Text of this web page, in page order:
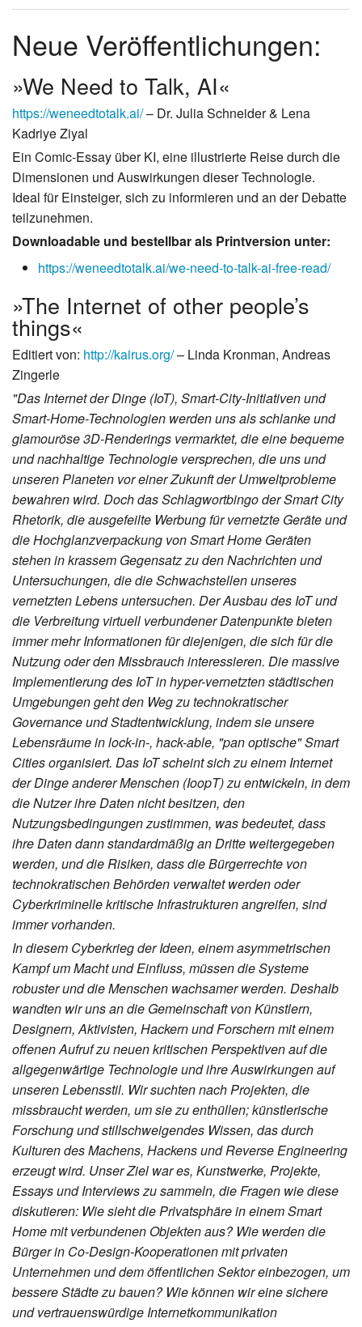
Neue Veröffentlichungen:
»We Need to Talk, AI«
https://weneedtotalk.ai/– Dr. Julia Schneider & Lena
Kadriye Ziyal
Ein Comic-Essay über KI, eine illustrierte Reise durch die
Dimensionen und Auswirkungen dieser Technologie.
Ideal für Einsteiger, sich zu informieren und an der Debatte
teilzunehmen.
Downloadable und bestellbar als Printversion unter:
https://weneedtotalk.ai/we-need-to-talk-ai-free-read/
»The Internet of other people’s
things«
Editiert von: http://kairus.org/– Linda Kronman, Andreas
Zingerle
"Das Internet der Dinge (IoT), Smart-City-Initiativen und
Smart-Home-Technologien werden uns als schlanke und
glamouröse 3D-Renderings vermarktet, die eine bequeme
und nachhaltige Technologie versprechen, die uns und
unseren Planeten vor einer Zukunft der Umweltprobleme
bewahren wird. Doch das Schlagwortbingo der Smart City
Rhetorik, die ausgefeilte Werbung für vernetzte Geräte und
die Hochglanzverpackung von Smart Home Geräten
stehen in krassem Gegensatz zu den Nachrichten und
Untersuchungen, die die Schwachstellen unseres
vernetzten Lebens untersuchen. Der Ausbau des IoT und
die Verbreitung virtuell verbundener Datenpunkte bieten
immer mehr Informationen für diejenigen, die sich für die
Nutzung oder den Missbrauch interessieren. Die massive
Implementierung des IoT in hyper-vernetzten städtischen
Umgebungen geht den Weg zu technokratischer
Governance und Stadtentwicklung, indem sie unsere
Lebensräume in lock-in-, hack-able, "pan optische" Smart
Cities organisiert. Das IoT scheint sich zu einem Internet
der Dinge anderer Menschen (IoopT) zu entwickeln, in dem
die Nutzer ihre Daten nicht besitzen, den
Nutzungsbedingungen zustimmen, was bedeutet, dass
ihre Daten dann standardmäßig an Dritte weitergegeben
werden, und die Risiken, dass die Bürgerrechte von
technokratischen Behörden verwaltet werden oder
Cyberkriminelle kritische Infrastrukturen angreifen, sind
immer vorhanden.
In diesem Cyberkrieg der Ideen, einem asymmetrischen
Kampf um Macht und Einfluss, müssen die Systeme
robuster und die Menschen wachsamer werden. Deshalb
wandten wir uns an die Gemeinschaft von Künstlern,
Designern, Aktivisten, Hackern und Forschern mit einem
offenen Aufruf zu neuen kritischen Perspektiven auf die
allgegenwärtige Technologie und ihre Auswirkungen auf
unseren Lebensstil. Wir suchten nach Projekten, die
missbraucht werden, um sie zu enthüllen; künstlerische
Forschung und stillschweigendes Wissen, das durch
Kulturen des Machens, Hackens und Reverse Engineering
erzeugt wird. Unser Ziel war es, Kunstwerke, Projekte,
Essays und Interviews zu sammeln, die Fragen wie diese
diskutieren: Wie sieht die Privatsphäre in einem Smart
Home mit verbundenen Objekten aus? Wie werden die
Bürger in Co-Design-Kooperationen mit privaten
Unternehmen und dem öffentlichen Sektor einbezogen, um
bessere Städte zu bauen? Wie können wir eine sichere
und vertrauenswürdige Internetkommunikation